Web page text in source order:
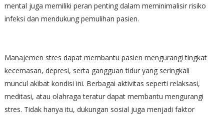
mental juga memiliki peran penting dalam meminimalisir risiko
infeksi dan mendukung pemulihan pasien.
Manajemen stres dapat membantu pasien mengurangi tingkat
kecemasan, depresi, serta gangguan tidur yang seringkali
muncul akibat kondisi ini. Berbagai aktivitas seperti relaksasi,
meditasi, atau olahraga teratur dapat membantu mengurangi
stres. Tidak hanya itu, dukungan sosial juga menjadi faktor